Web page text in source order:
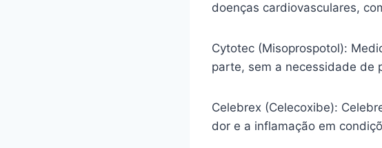
doenças cardiovasculares,
Cytotec (Misoprospotol):
parte, sem a necessidade de
Celebrex (Celecoxibe):
dor e a inflamação em